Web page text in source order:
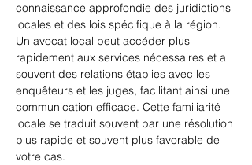
connaissance approfondie des juridictions
locales et des lois spécifique à la région.
Un avocat local peut accéder plus
rapidement aux services nécessaires et a
souvent des relations établies avec les
enquêteurs et les juges, facilitant ainsi une
communication efficace. Cette familiarité
locale se traduit souvent par une résolution
plus rapide et souvent plus favorable de
votre cas.